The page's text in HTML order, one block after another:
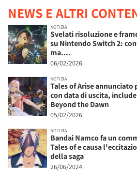
NEWS E ALTRI
NOTIZIA
Svelati risoluzione e
su Nintendo Switch 2:
ma....
06/02/2026
NOTIZIA
Tales of Arise
con data di uscita,
Beyond the Dawn
05/02/2026
NOTIZIA
Bandai Namco fa un
Tales of e causa
della saga
26/06/2024